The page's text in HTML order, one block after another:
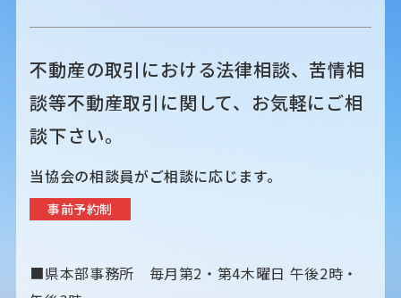
ョ
ン
不動産の取引における法律相談、苦情相
談等不動産取引に関して、お気軽にご相
談下さい。
当協会の相談員がご相談に応じます。
事前予約制
■県本部事務所 毎月第2・第4木曜日 午後2時・